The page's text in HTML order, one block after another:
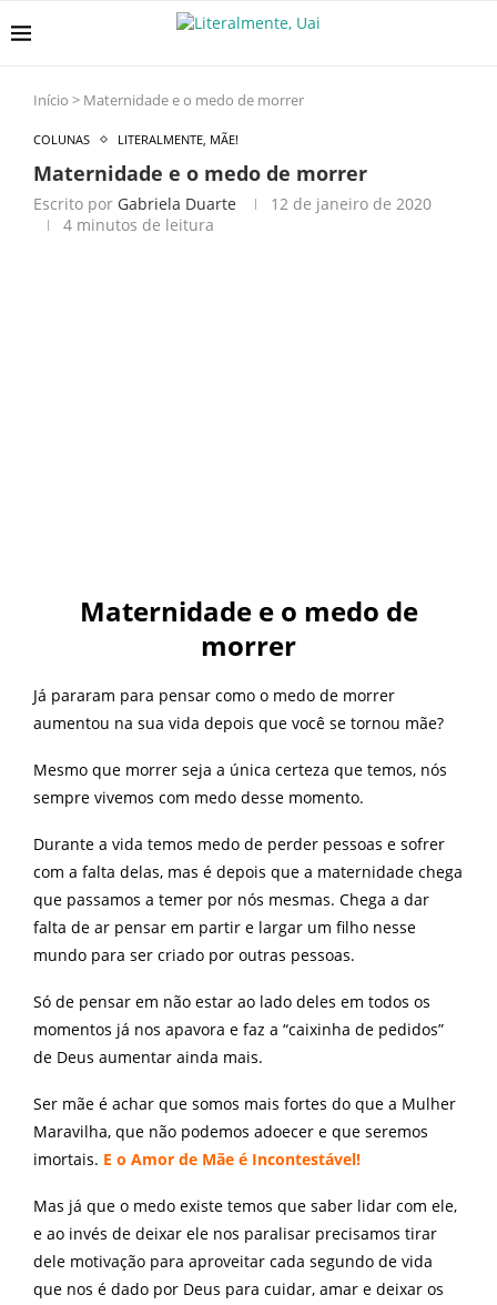
Início > Maternidade e o medo de morrer
COLUNAS LITERALMENTE, MÃE!
Maternidade e o medo de morrer
Escrito por Gabriela Duarte
12 de janeiro de 2020
4 minutos de leitura
Maternidade e o medo de
morrer
Já pararam para pensar como o medo de morrer
aumentou na sua vida depois que você se tornou mãe?
Mesmo que morrer seja a única certeza que temos, nós
sempre vivemos com medo desse momento.
Durante a vida temos medo de perder pessoas e sofrer
com a falta delas, mas é depois que a maternidade chega
que passamos a temer por nós mesmas. Chega a dar
falta de ar pensar em partir e largar um filho nesse
mundo para ser criado por outras pessoas.
Só de pensar em não estar ao lado deles em todos os
momentos já nos apavora e faz a “caixinha de pedidos”
de Deus aumentar ainda mais.
Ser mãe é achar que somos mais fortes do que a Mulher
Maravilha, que não podemos adoecer e que seremos
imortais. E o Amor de Mãe é Incontestável!
Mas já que o medo existe temos que saber lidar com ele,
e ao invés de deixar ele nos paralisar precisamos tirar
dele motivação para aproveitar cada segundo de vida
que nos é dado por Deus para cuidar, amar e deixar os